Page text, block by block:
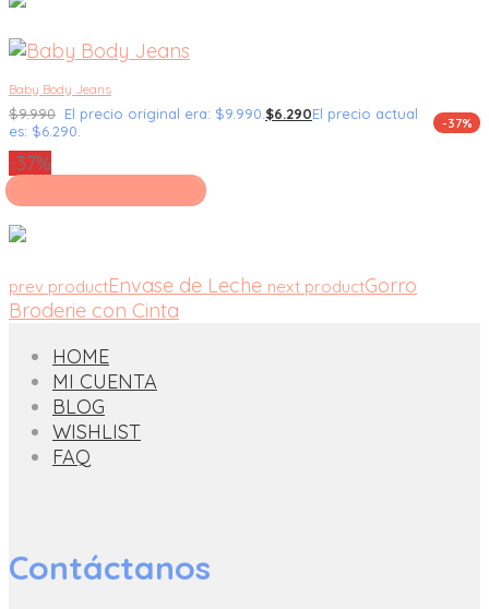
Baby Body Jeans
$9.990 El precio original era: $9.990. $6.290El precio actual
es: $6.290.
-37%
-37%
Seleccionar opciones
prev productEnvase de Leche next productGorro
Broderie con Cinta
HOME
MI CUENTA
BLOG
WISHLIST
FAQ
Contáctanos